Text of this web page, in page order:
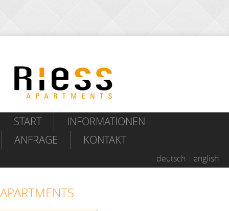
START
INFORMATIONEN
ANFRAGE
KONTAKT
deutsch english
APARTMENTS